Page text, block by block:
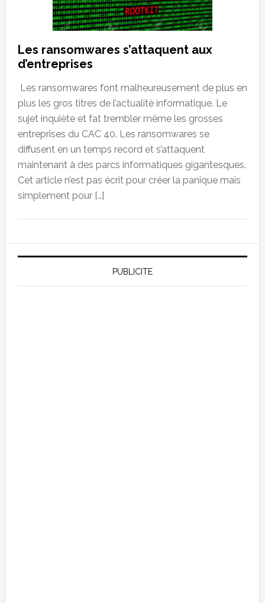
Les ransomwares s’attaquent aux
d’entreprises
Les ransomwares font malheureusement de plus en
plus les gros titres de l’actualité informatique. Le
sujet inquiète et fat trembler même les grosses
entreprises du CAC 40. Les ransomwares se
diffusent en un temps record et s’attaquent
maintenant à des parcs informatiques gigantesques.
Cet article n’est pas écrit pour créer la panique mais
simplement pour […]
PUBLICITE